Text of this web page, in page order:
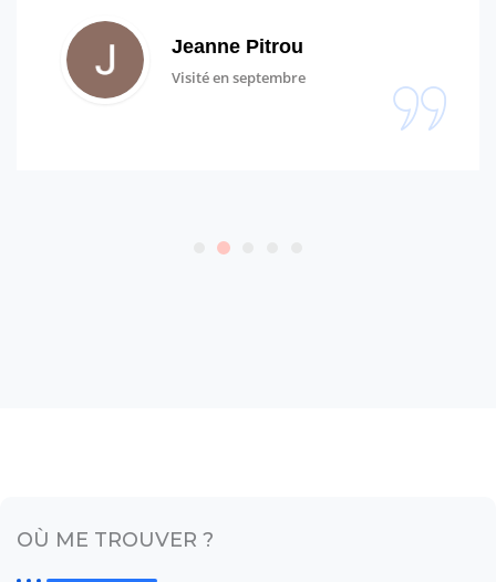
Jeanne Pitrou
Visité en septembre
OÙ ME TROUVER ?